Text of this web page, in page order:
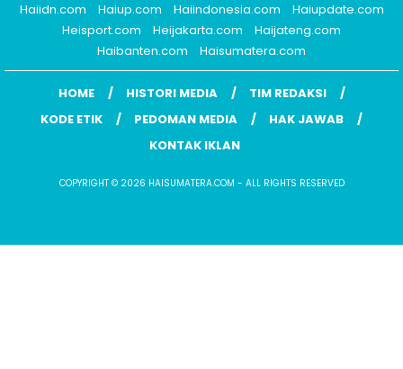
Haiidn.com
Haiup.com Haiindonesia.com
Haiupdate.com
Heisport.com
Heijakarta.com
Haijateng.com
Haibanten.com
Haisumatera.com
HOME HISTORI MEDIA
TIM REDAKSI
KODE ETIK
PEDOMAN MEDIA
HAK JAWAB
KONTAK IKLAN
COPYRIGHT © 2026 HAISUMATERA.COM - ALL RIGHTS RESERVED